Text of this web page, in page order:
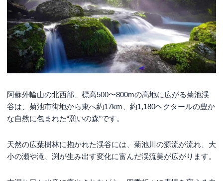
阿蘇外輪山の北西部、標高500〜800mの高地に広がる菊池渓
谷は、菊池市街地から東へ約17km、約1,180ヘクタールの豊か
な自然に包まれた“憩いの森”です。
天然の広葉樹林に抱かれた渓谷には、菊池川の源流が流れ、大
小の瀬や滝、渕が生み出す変化に富んだ渓流美が広がります。